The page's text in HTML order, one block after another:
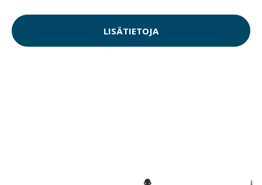
LISÄTIETOJA